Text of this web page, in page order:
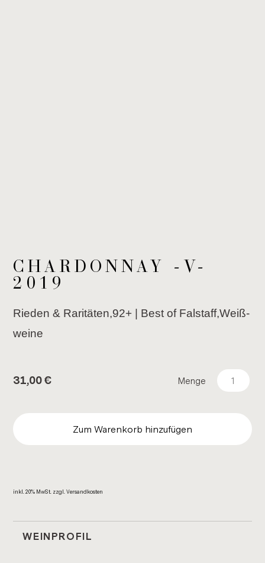
CHAR­DON­NAY -V-
2019
Rie­den & Ra­ri­tä­ten,92+ | Best of Fal­staff,Weiß­
wei­ne
31,00€ Menge
Zum Warenkorb hinzufügen
inkl. 20% MwSt. zzgl. Ver­sand­kos­ten
WEINPROFIL